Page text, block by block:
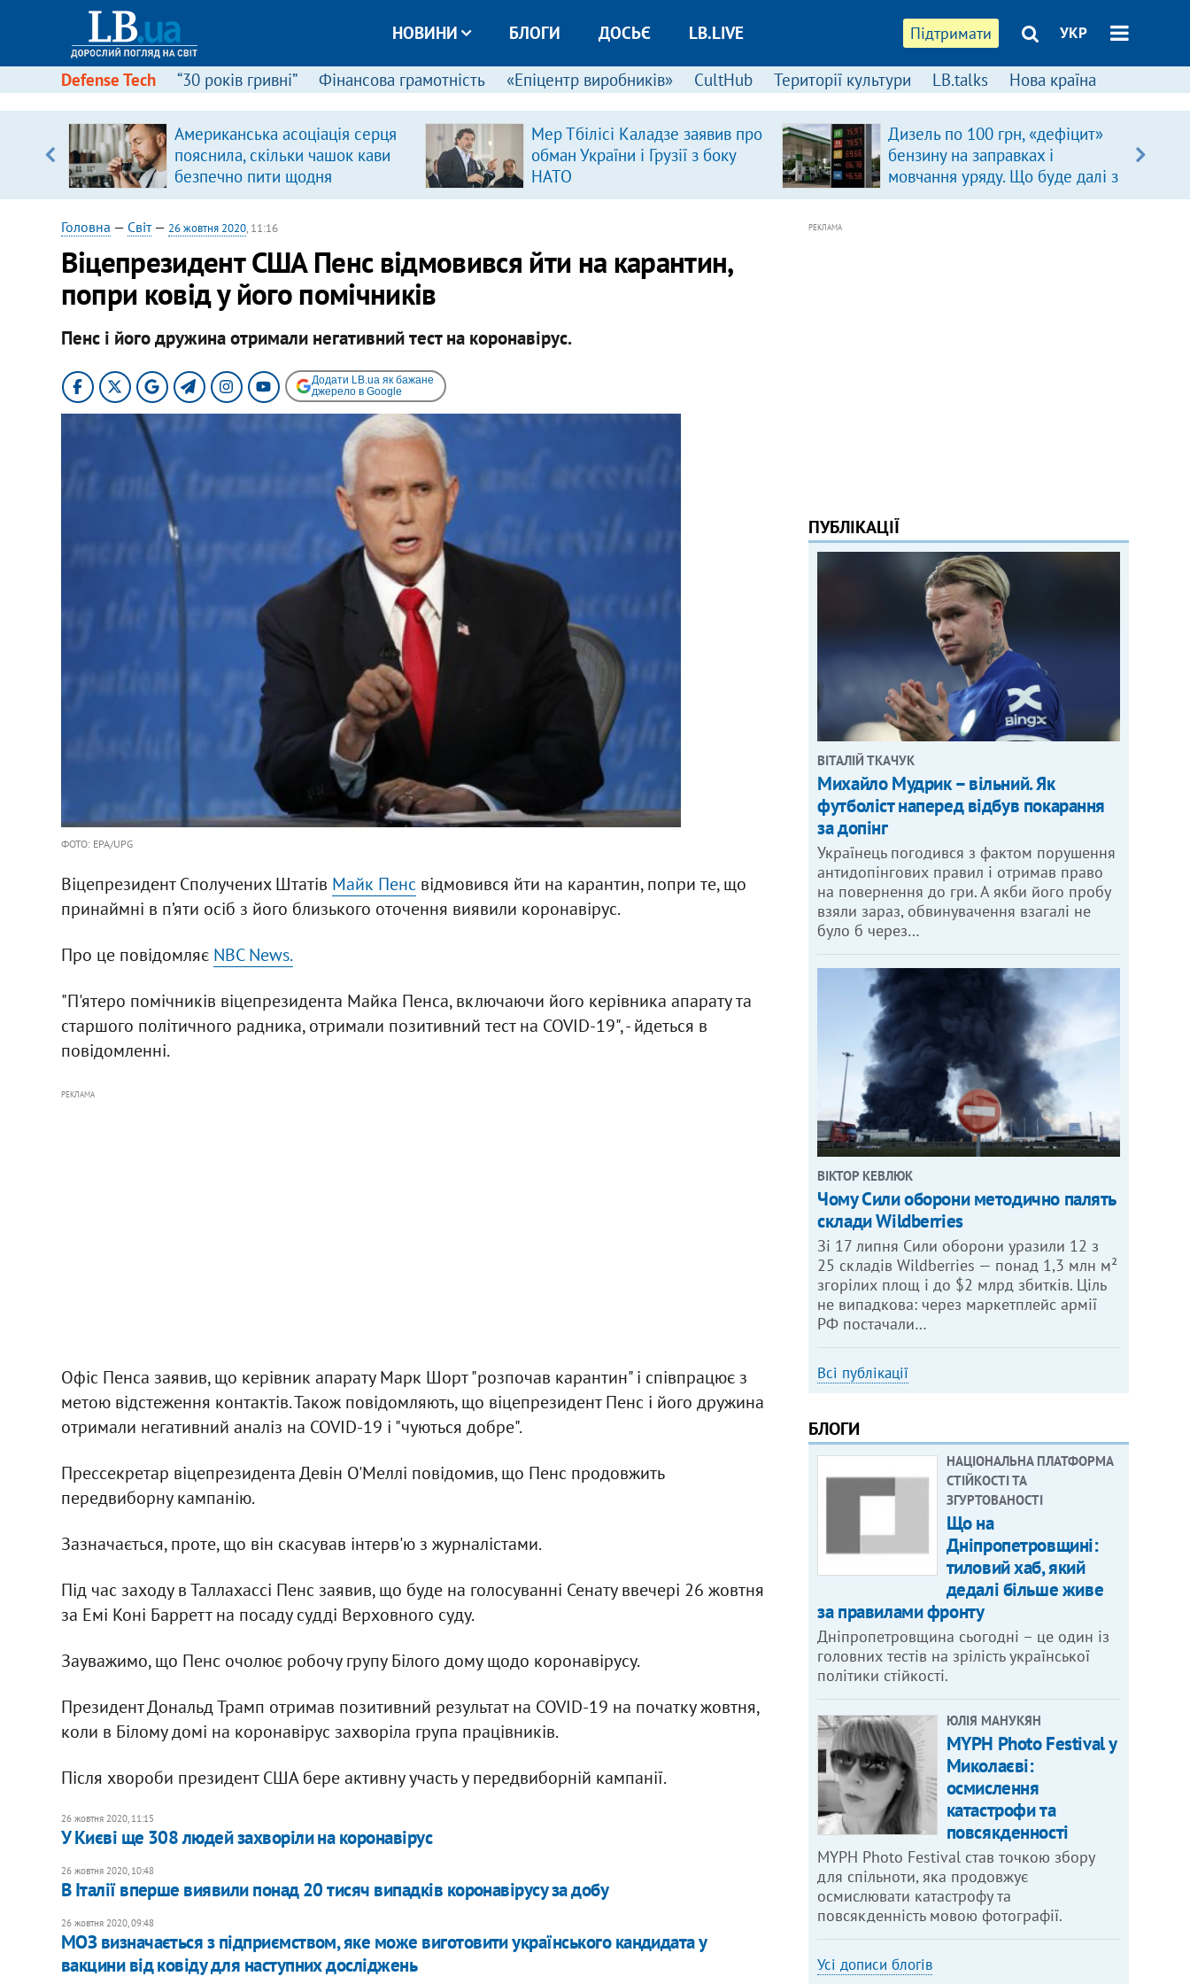
Підтримати УКР
НОВИНИ БЛОГИ ДОСЬЄ LB.LIVE
Defense Tech “30 років гривні” Фінансова грамотність «Епіцентр виробників» CultHub Території культури LB.talks Нова країна
Американська асоціація серця
пояснила, скільки чашок кави
безпечно пити щодня
Мер Тбілісі Каладзе заявив про
обман України і Грузії з боку
НАТО
Дизель по 100 грн, «дефіцит»
бензину на заправках і
мовчання уряду. Що буде далі з
цінами на пальне?
Головна — Світ— 26 жовтня 2020, 11:16
Віцепрезидент США Пенс відмовився йти на карантин,
попри ковід у його помічників
Пенс і його дружина отримали негативний тест на коронавірус.
Додати LB.ua як бажане
джерело в Google
ФОТО: EPA/UPG
Віцепрезидент Сполучених Штатів Майк Пенсвідмовився йти на карантин, попри те, що
принаймні в п’яти осіб з його близького оточення виявили коронавірус.
Про це повідомляє NBC News.
"П'ятеро помічників віцепрезидента Майка Пенса, включаючи його керівника апарату та
старшого політичного радника, отримали позитивний тест на COVID-19", - йдеться в
повідомленні.
РЕКЛАМА
Офіс Пенса заявив, що керівник апарату Марк Шорт "розпочав карантин" і співпрацює з
метою відстеження контактів. Також повідомляють, що віцепрезидент Пенс і його дружина
отримали негативний аналіз на COVID-19 і "чуються добре".
Прессекретар віцепрезидента Девін О'Меллі повідомив, що Пенс продовжить
передвиборну кампанію.
Зазначається, проте, що він скасував інтерв'ю з журналістами.
Під час заходу в Таллахассі Пенс заявив, що буде на голосуванні Сенату ввечері 26 жовтня
за Емі Коні Барретт на посаду судді Верховного суду.
Зауважимо, що Пенс очолює робочу групу Білого дому щодо коронавірусу.
Президент Дональд Трамп отримав позитивний результат на COVID-19 на початку жовтня,
коли в Білому домі на коронавірус захворіла група працівників.
Після хвороби президент США бере активну участь у передвиборній кампанії.
26 жовтня 2020, 11:15
У Києві ще 308 людей захворіли на коронавірус
26 жовтня 2020, 10:48
В Італії вперше виявили понад 20 тисяч випадків коронавірусу за добу
26 жовтня 2020, 09:48
МОЗ визначається з підприємством, яке може виготовити українського кандидата у
вакцини від ковіду для наступних досліджень
РЕКЛАМА
ПУБЛІКАЦІЇ
ВІТАЛІЙ ТКАЧУК
Михайло Мудрик – вільний. Як
футболіст наперед відбув покарання
за допінг
Українець погодився з фактом порушення
антидопінгових правил і отримав право
на повернення до гри. А якби його пробу
взяли зараз, обвинувачення взагалі не
було б через…
ВІКТОР КЕВЛЮК
Чому Сили оборони методично палять
склади Wildberries
Зі 17 липня Сили оборони уразили 12 з
25 складів Wildberries — понад 1,3 млн м²
згорілих площ і до $2 млрд збитків. Ціль
не випадкова: через маркетплейс армії
РФ постачали…
Всі публікації
БЛОГИ
НАЦІОНАЛЬНА ПЛАТФОРМА
СТІЙКОСТІ ТА
ЗГУРТОВАНОСТІ
Що на
Дніпропетровщині:
тиловий хаб, який
дедалі більше живе
за правилами фронту
Дніпропетровщина сьогодні – це один із
головних тестів на зрілість української
політики стійкості.
ЮЛІЯ МАНУКЯН
MYPH Photo Festival у
Миколаєві:
осмислення
катастрофи та
повсякденності
MYPH Photo Festival став точкою збору
для спільноти, яка продовжує
осмислювати катастрофу та
повсякденність мовою фотографії.
Усі дописи блогів